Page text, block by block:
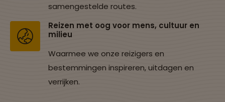
samengestelde routes.
Reizen met oog voor mens, cultuur en
milieu
Waarmee we onze reizigers en
bestemmingen inspireren, uitdagen en
verrijken.